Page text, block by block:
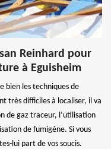
Reinhard pour
à Eguisheim
bien les techniques de
très difficiles à localiser, il va
de gaz traceur, l’utilisation
de fumigène. Si vous
lui part de vos soucis.